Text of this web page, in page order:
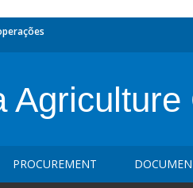
PROCUREMENT